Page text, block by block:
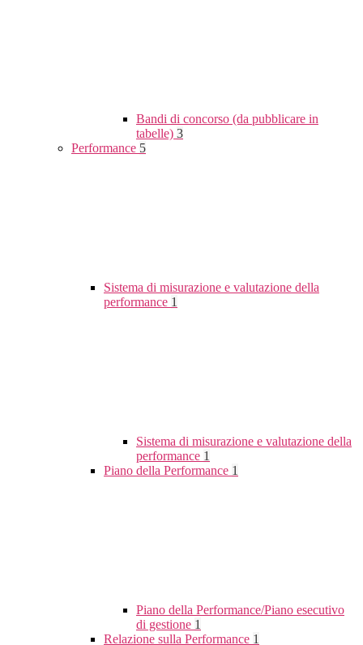
Bandi di concorso (da pubblicare in
tabelle) 3
Performance 5
Sistema di misurazione e valutazione della
performance 1
Sistema di misurazione e valutazione della
performance 1
Piano della Performance 1
Piano della Performance/Piano esecutivo
di gestione 1
Relazione sulla Performance 1